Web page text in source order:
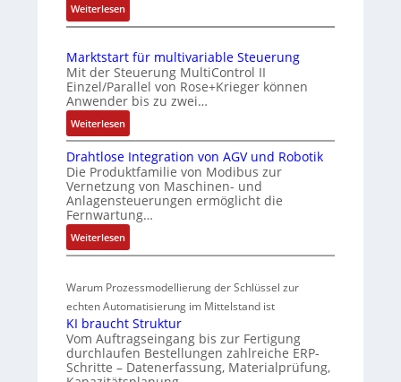
n
Z
u
s
a
n
d
s
e
w
a
c
h
u
n
e
r
t
o
s
i
t
n
m
e
s
s
u
e
S
n
s
o
r
-
I
n
t
e
g
a
n
F
Weiterlesen:
I
C
6
2
4
4
3
Z
e
r
t
i
e
r
u
Marktstart für multivariable Steuerung
Mit der Steuerung MultiControl II
Einzel/Parallel von Rose+Krieger können
Anwender bis zu zwei…
Weiterlesen:
M
a
r
k
t
s
t
a
t
f
ü
r
m
u
Drahtlose Integration von AGV und Robotik
Die Produktfamilie von Modibus zur
Vernetzung von Maschinen- und
Anlagensteuerungen ermöglicht die
Fernwartung…
Weiterlesen:
D
a
h
t
l
o
s
Warum Prozessmodellierung der Schlüssel zur
echten Automatisierung im Mittelstand ist
KI braucht Struktur
Vom Auftragseingang bis zur Fertigung
durchlaufen Bestellungen zahlreiche ERP-
Schritte – Datenerfassung, Materialprüfung,